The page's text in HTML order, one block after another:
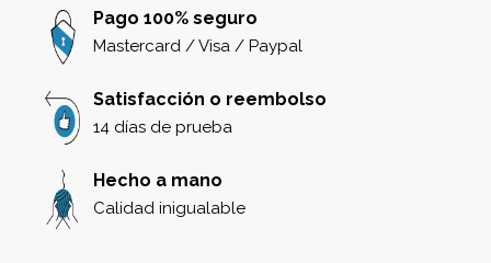
Pago 100% seguro
Mastercard / Visa / Paypal
Satisfacción o reembolso
14 días de prueba
Hecho a mano
Calidad inigualable